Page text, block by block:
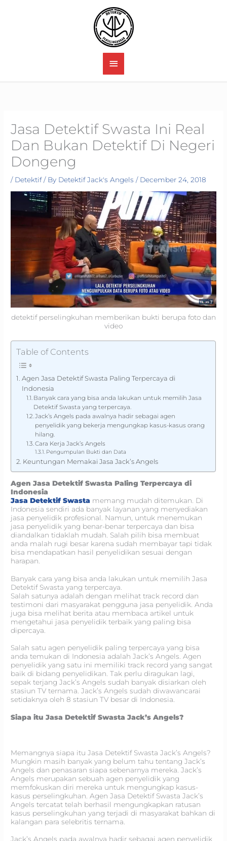
MAIN
Jasa Detektif Swasta Ini Real
Dan Bukan Detektif Di Negeri
Dongeng
/ Detektif/ By Detektif Jack's Angels/ December 24, 2018
detektif perselingkuhan memberikan bukti berupa foto dan
video
Table of Contents
Agen Jasa Detektif Swasta Paling Terpercaya di
Indonesia
Banyak cara yang bisa anda lakukan untuk memilih Jasa
Detektif Swasta yang terpercaya.
Jack’s Angels pada awalnya hadir sebagai agen
penyelidik yang bekerja mengungkap kasus-kasus orang
hilang.
Cara Kerja Jack’s Angels
Pengumpulan Bukti dan Data
Keuntungan Memakai Jasa Jack’s Angels
Agen Jasa Detektif Swasta Paling Terpercaya di
Indonesia
Jasa Detektif Swasta memang mudah ditemukan. Di
Indonesia sendiri ada banyak layanan yang menyediakan
jasa penyelidik profesional. Namun, untuk menemukan
jasa penyelidik yang benar-benar terpercaya dan bisa
diandalkan tidaklah mudah. Salah pilih bisa membuat
anda malah rugi besar karena sudah membayar tapi tidak
bisa mendapatkan hasil penyelidikan sesuai dengan
harapan.
Banyak cara yang bisa anda lakukan untuk memilih Jasa
Detektif Swasta yang terpercaya.
Salah satunya adalah dengan melihat track record dan
testimoni dari masyarakat pengguna jasa penyelidik. Anda
juga bisa melihat berita atau membaca artikel untuk
mengetahui jasa penyelidik terbaik yang paling bisa
dipercaya.
Salah satu agen penyelidik paling terpercaya yang bisa
anda temukan di Indonesia adalah Jack’s Angels. Agen
penyelidik yang satu ini memiliki track record yang sangat
baik di bidang penyelidikan. Tak perlu diragukan lagi,
sepak terjang Jack’s Angels sudah banyak disiarkan oleh
stasiun TV ternama. Jack’s Angels sudah diwawancarai
setidaknya oleh 8 stasiun TV besar di Indonesia.
Siapa itu Jasa Detektif Swasta Jack’s Angels?
Memangnya siapa itu Jasa Detektif Swasta Jack’s Angels?
Mungkin masih banyak yang belum tahu tentang Jack’s
Angels dan penasaran siapa sebenarnya mereka. Jack’s
Angels merupakan sebuah agen penyelidik yang
memfokuskan diri mereka untuk mengungkap kasus-
kasus perselingkuhan. Agen Jasa Detektif Swasta Jack’s
Angels tercatat telah berhasil mengungkapkan ratusan
kasus perselingkuhan yang terjadi di masyarakat bahkan di
kalangan para selebritis ternama.
Jack’s Angels pada awalnya hadir sebagai agen penyelidik